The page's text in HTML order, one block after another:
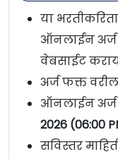
या भरतीकरिता
ऑनलाईन अर्ज
वेबसाईट
अर्ज फक्त वरील
ऑनलाईन अर्ज
2026 (06:00
सविस्तर